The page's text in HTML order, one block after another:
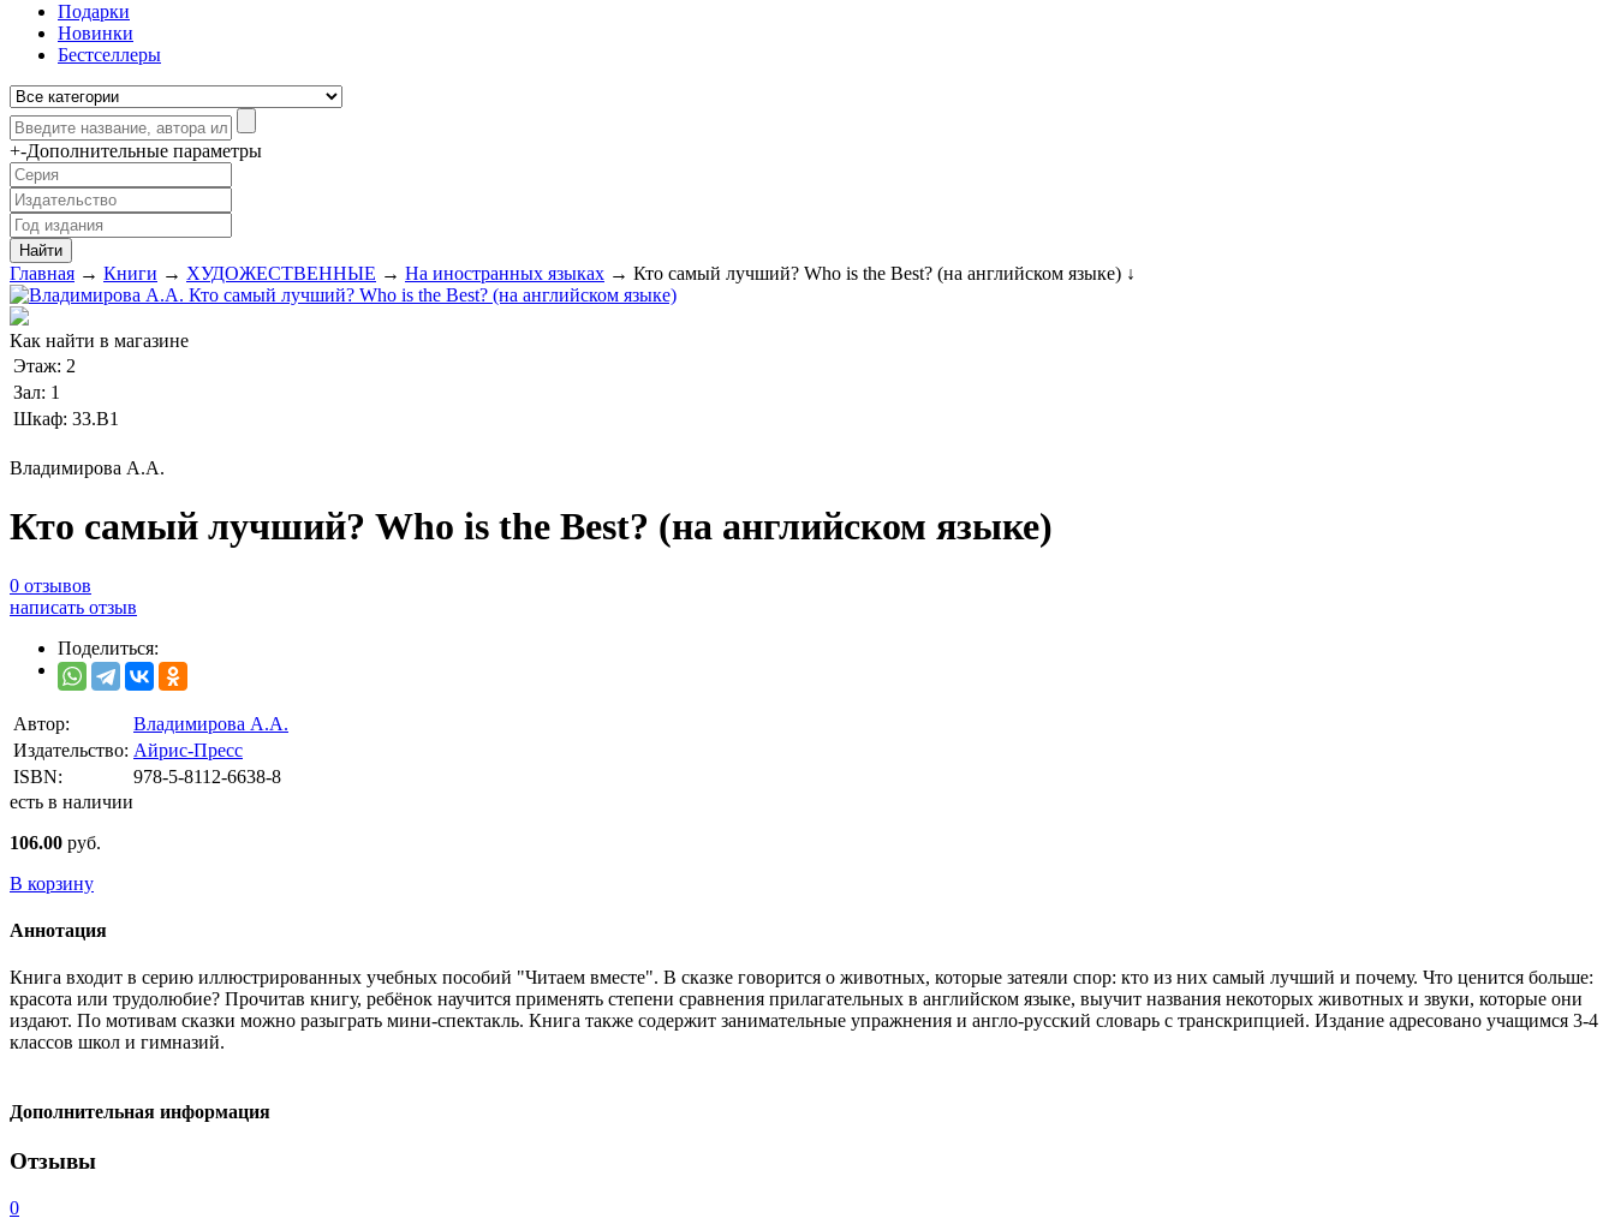
Подарки
Новинки
Бестселлеры
+-Дополнительные параметры
Главная → Книги → ХУДОЖЕСТВЕННЫЕ → На иностранных языках → Кто самый лучший? Who is the Best? (на английском языке) ↓
Как найти в магазине
Этаж: 2
Зал: 1
Шкаф: 33.В1
Владимирова А.А.
Кто самый лучший? Who is the Best? (на английском языке)
0 отзывов
написать отзыв
Поделиться:
Автор:
Владимирова А.А.
Издательство: Айрис-Пресс
ISBN:
978-5-8112-6638-8
есть в наличии
106.00 руб.
В корзину
Аннотация
Книга входит в серию иллюстрированных учебных пособий "Читаем вместе". В сказке говорится о животных, которые затеяли спор: кто из них самый лучший и почему. Что ценится больше:
красота или трудолюбие? Прочитав книгу, ребёнок научится применять степени сравнения прилагательных в английском языке, выучит названия некоторых животных и звуки, которые они
издают. По мотивам сказки можно разыграть мини-спектакль. Книга также содержит занимательные упражнения и англо-русский словарь с транскрипцией. Издание адресовано учащимся 3-4
классов школ и гимназий.
Дополнительная информация
Отзывы
0